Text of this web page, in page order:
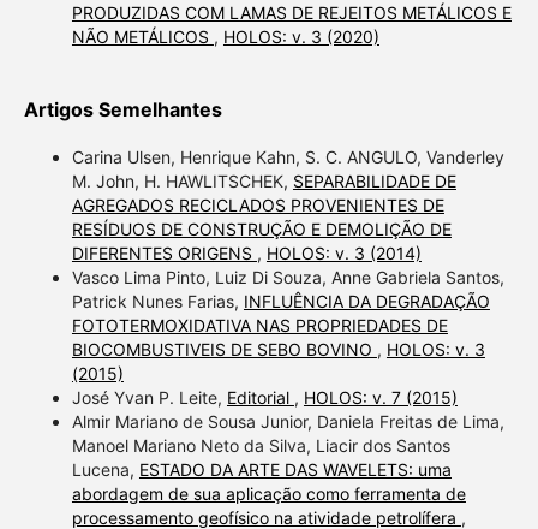
PRODUZIDAS COM LAMAS DE REJEITOS METÁLICOS E
NÃO METÁLICOS , HOLOS: v. 3 (2020)
Artigos Semelhantes
Carina Ulsen, Henrique Kahn, S. C. ANGULO, Vanderley
M. John, H. HAWLITSCHEK, SEPARABILIDADE DE
AGREGADOS RECICLADOS PROVENIENTES DE
RESÍDUOS DE CONSTRUÇÃO E DEMOLIÇÃO DE
DIFERENTES ORIGENS , HOLOS: v. 3 (2014)
Vasco Lima Pinto, Luiz Di Souza, Anne Gabriela Santos,
Patrick Nunes Farias, INFLUÊNCIA DA DEGRADAÇÃO
FOTOTERMOXIDATIVA NAS PROPRIEDADES DE
BIOCOMBUSTIVEIS DE SEBO BOVINO , HOLOS: v. 3
(2015)
José Yvan P. Leite, Editorial , HOLOS: v. 7 (2015)
Almir Mariano de Sousa Junior, Daniela Freitas de Lima,
Manoel Mariano Neto da Silva, Liacir dos Santos
Lucena, ESTADO DA ARTE DAS WAVELETS: uma
abordagem de sua aplicação como ferramenta de
processamento geofísico na atividade petrolífera ,